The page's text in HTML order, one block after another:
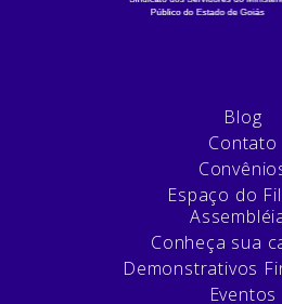
Blog
Contato
Espaço do
Conheça sua
Demonstrativos
Eventos